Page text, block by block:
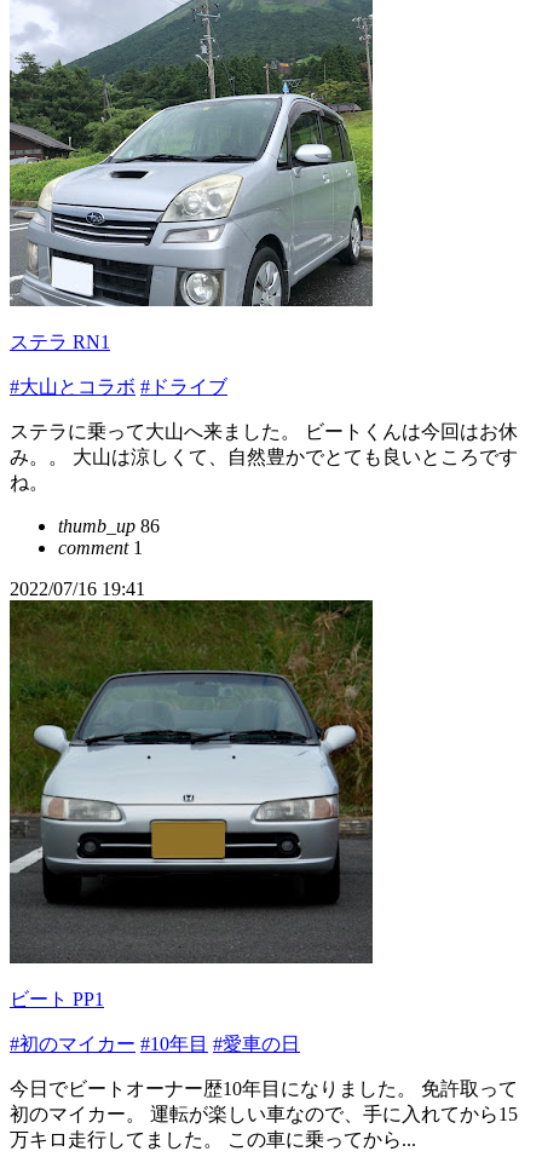
ステラ RN1
#大山とコラボ #ドライブ
ステラに乗って大山へ来ました。 ビートくんは今回はお休
み。。 大山は涼しくて、自然豊かでとても良いところです
ね。
thumb_up 86
comment1
2022/07/16 19:41
ビート PP1
#初のマイカー #10年目 #愛車の日
今日でビートオーナー歴10年目になりました。 免許取って
初のマイカー。 運転が楽しい車なので、手に入れてから15
万キロ走行してました。 この車に乗ってから...